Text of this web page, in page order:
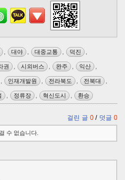
, 대야 , 대중교통 , 덕진 ,
권 , 시외버스 , 완주 , 익산 ,
, 인재개발원 , 전라북도 , 전북대 ,
, 정류장 , 혁신도시 , 환승
걸린 글 0 / 덧글 0
수 없습니다.